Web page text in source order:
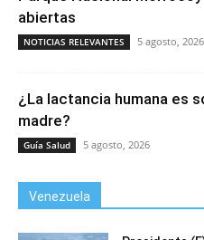
abiertas
NOTICIAS RELEVANTES 5 agosto, 2026
¿La lactancia humana es
madre?
Guía Salud 5 agosto, 2026
Venezuela